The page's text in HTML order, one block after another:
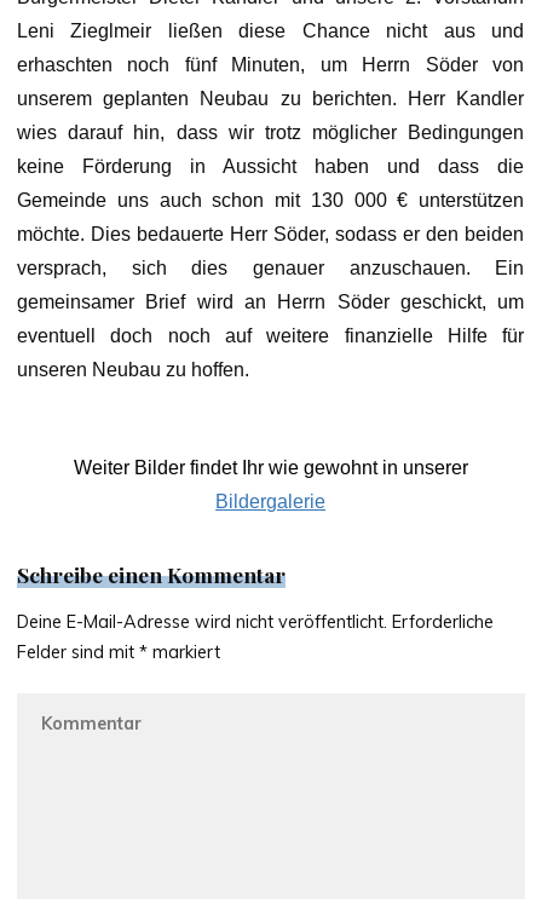
Leni Zieglmeir ließen diese Chance nicht aus und
erhaschten noch fünf Minuten, um Herrn Söder von
unserem geplanten Neubau zu berichten. Herr Kandler
wies darauf hin, dass wir trotz möglicher Bedingungen
keine Förderung in Aussicht haben und dass die
Gemeinde uns auch schon mit 130 000 € unterstützen
möchte. Dies bedauerte Herr Söder, sodass er den beiden
versprach, sich dies genauer anzuschauen. Ein
gemeinsamer Brief wird an Herrn Söder geschickt, um
eventuell doch noch auf weitere finanzielle Hilfe für
unseren Neubau zu hoffen.
Weiter Bilder findet Ihr wie gewohnt in unserer
Bildergalerie
Schreibe einen Kommentar
Deine E-Mail-Adresse wird nicht veröffentlicht. Erforderliche
Felder sind mit* markiert